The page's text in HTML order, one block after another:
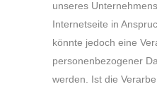
unseres
Internetseite in
könnte jedoch eine
personenbezogener
werden. Ist die